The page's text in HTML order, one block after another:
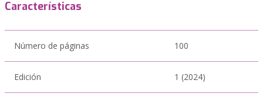
Características
Número de páginas 100
Edición 1 (2024)